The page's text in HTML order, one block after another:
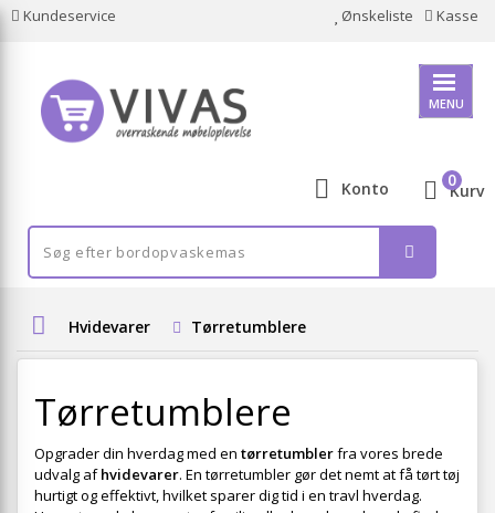
Kundeservice Ønskeliste Kasse
MENU
Konto Kurv
0
Hvidevarer Tørretumblere
Tørretumblere
Opgrader din hverdag med en tørretumblerfra vores brede
udvalg afhvidevarer. En tørretumbler gør det nemt at få tørt tøj
hurtigt og effektivt, hvilket sparer dig tid i en travl hverdag.